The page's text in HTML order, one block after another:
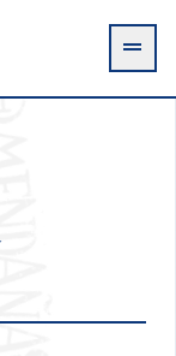
drag_handle